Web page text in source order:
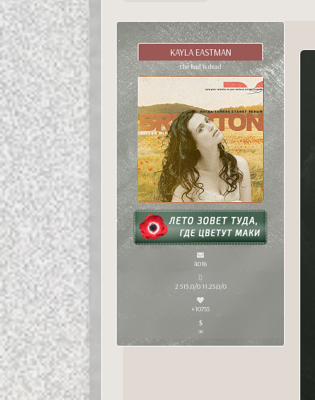
KAYLA EASTMAN
the bad is dead
4016
2 513,0/0 11.25,0/0
+10755
∞